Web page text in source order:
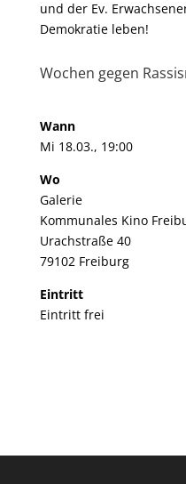
und der Ev.
Demokratie leben!
Wochen gegen
Wann
Mi 18.03., 19:00
Wo
Galerie
Kommunales Kino
Urachstraße 40
79102 Freiburg
Eintritt
Eintritt frei